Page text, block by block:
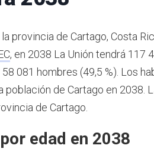
provincia de Cartago, Costa
, en 2038 La Unión tendrá 117
081 hombres (49,5 %). Los
población de Cartago en 2038.
de Cartago.
edad en 2038